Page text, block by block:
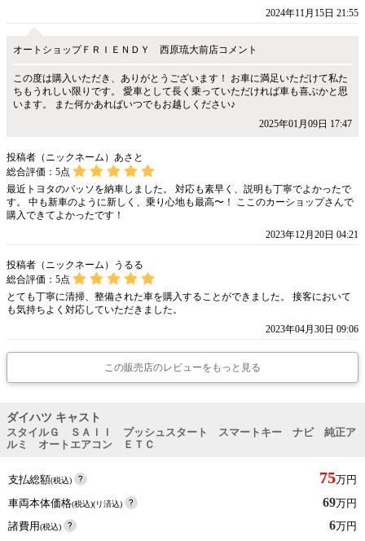
2024年11月15日 21:55
オートショップＦＲＩＥＮＤＹ 西原琉大前店コメント
この度は購入いただき、ありがとうございます！ お車に満足いただけて私た
ちもうれしい限りです。 愛車として長く乗っていただければ車も喜ぶかと思
います。 また何かあればいつでもお越しください♪
2025年01月09日 17:47
投稿者（ニックネーム）あさと
総合評価： 5点
最近トヨタのパッソを納車しました。 対応も素早く、説明も丁寧でよかったで
す。 中も新車のように新しく、乗り心地も最高〜！ ここのカーショップさんで
購入できてよかったです！
2023年12月20日 04:21
投稿者（ニックネーム）うるる
総合評価： 5点
とても丁寧に清掃、整備された車を購入することができました。 接客において
も気持ちよく対応していただきました。
2023年04月30日 09:06
この販売店のレビューをもっと見る
ダイハツ キャスト
スタイルＧ ＳＡＩＩ プッシュスタート スマートキー ナビ 純正ア
ルミ オートエアコン ＥＴＣ
支払総額(税込) 75万円
車両本体価格(税込)(リ済込) 69万円
諸費用(税込) 6万円